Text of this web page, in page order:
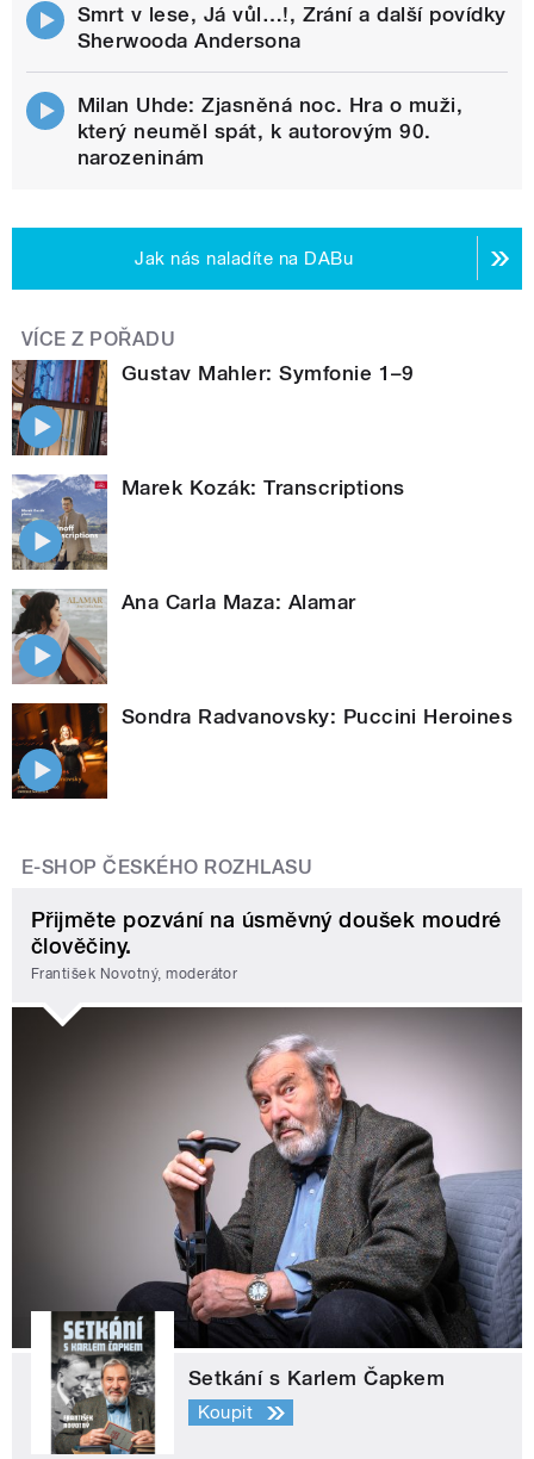
Smrt v lese, Já vůl…!, Zrání a další povídky
Sherwooda Andersona
Milan Uhde: Zjasněná noc. Hra o muži,
který neuměl spát, k autorovým 90.
narozeninám
Jak nás naladíte na DABu
VÍCE Z POŘADU
Gustav Mahler: Symfonie 1–9
Marek Kozák: Transcriptions
Ana Carla Maza: Alamar
Sondra Radvanovsky: Puccini Heroines
E-SHOP ČESKÉHO ROZHLASU
Přijměte pozvání na úsměvný doušek moudré
člověčiny.
František Novotný, moderátor
Setkání s Karlem Čapkem
Koupit